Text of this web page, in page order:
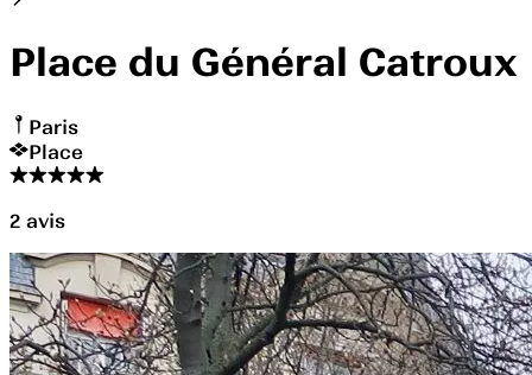
Place du Général Catroux
Paris
Place
2 avis